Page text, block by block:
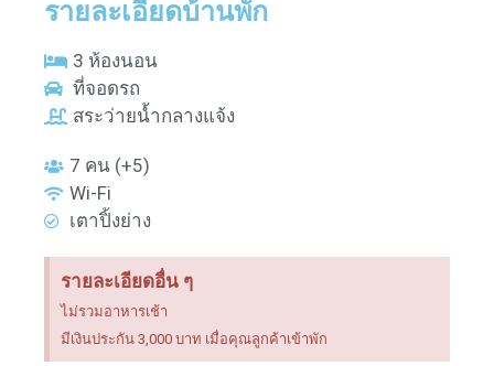
รายละเอียดบ้านพัก
3 ห้องนอน
ที่จอดรถ
สระว่ายน้ำกลางแจ้ง
7 คน (+5)
Wi-Fi
เตาปิ้งย่าง
รายละเอียดอื่น ๆ
ไม่รวมอาหารเช้า
มีเงินประกัน 3,000 บาท เมื่อคุณลูกค้าเข้าพัก